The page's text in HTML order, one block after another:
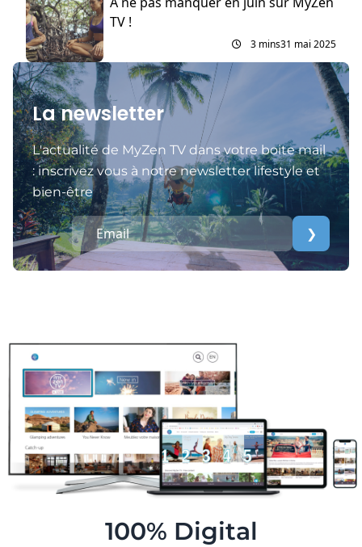
TV !
3 mins31 mai 2025
La newsletter
L'actualité de MyZen TV dans votre boite mail
: inscrivez vous à notre newsletter lifestyle et
bien-être
❯
100% Digital